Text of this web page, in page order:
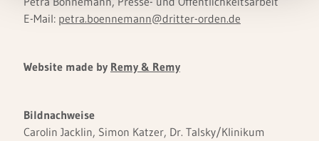
E-Mail: petra.boennemann@dritter-orden.de
Website made by Remy & Remy
Bildnachweise
Carolin Jacklin, Simon Katzer, Dr. Talsky/Klinikum